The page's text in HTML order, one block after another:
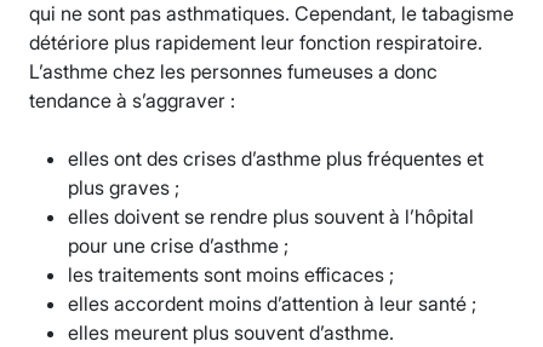
qui ne sont pas asthmatiques. Cependant, le tabagisme
détériore plus rapidement leur fonction respiratoire.
L’asthme chez les personnes fumeuses a donc
tendance à s’aggraver :
elles ont des crises d’asthme plus fréquentes et
plus graves ;
elles doivent se rendre plus souvent à l’hôpital
pour une crise d’asthme ;
les traitements sont moins efficaces ;
elles accordent moins d’attention à leur santé ;
elles meurent plus souvent d’asthme.